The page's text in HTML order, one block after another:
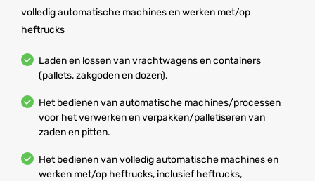
volledig automatische machines en werken met/op
heftrucks
Laden en lossen van vrachtwagens en containers
(pallets, zakgoden en dozen).
Het bedienen van automatische machines/processen
voor het verwerken en verpakken/palletiseren van
zaden en pitten.
Het bedienen van volledig automatische machines en
werken met/op heftrucks, inclusief heftrucks,